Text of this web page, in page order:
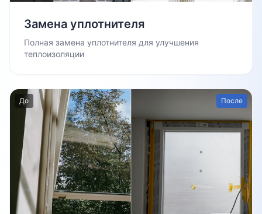
Замена уплотнителя
Полная замена уплотнителя для улучшения
теплоизоляции
До После